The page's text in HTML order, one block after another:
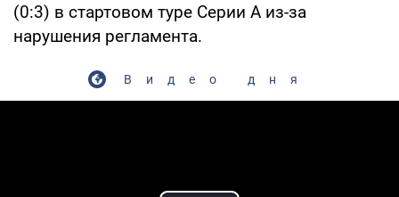
(0:3) в стартовом туре Серии А из-за
нарушения регламента.
Видео дня